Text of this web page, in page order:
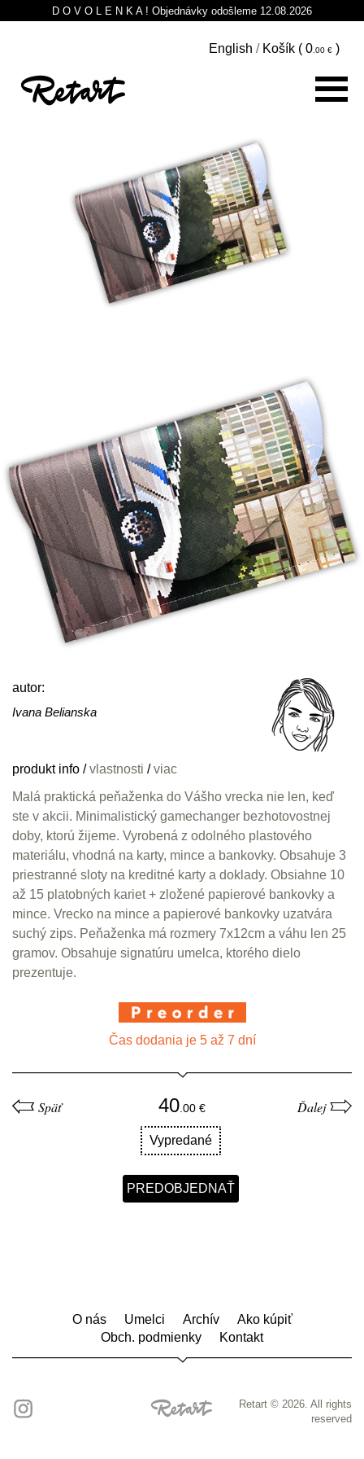
D O V O L E N K A ! Objednávky odošleme 12.08.2026
English / Košík ( 0 )
autor:
Ivana Belianska
produkt info /vlastnosti /viac
Malá praktická peňaženka do Vášho vrecka nie len, keď
ste v akcii. Minimalistický gamechanger bezhotovostnej
doby, ktorú žijeme. Vyrobená z odolného plastového
materiálu, vhodná na karty, mince a bankovky. Obsahuje 3
priestranné sloty na kreditné karty a doklady. Obsiahne 10
až 15 platobných kariet + zložené papierové bankovky a
mince. Vrecko na mince a papierové bankovky uzatvára
suchý zips. Peňaženka má rozmery 7x12cm a váhu len 25
gramov. Obsahuje signatúru umelca, ktorého dielo
prezentuje.
Čas dodania je 5 až 7 dní
Späť Ďalej
40
Vypredané
O nás Umelci Archív
Ako kúpiť
Obch. podmienky
Kontakt
Retart © 2026. All rights
reserved